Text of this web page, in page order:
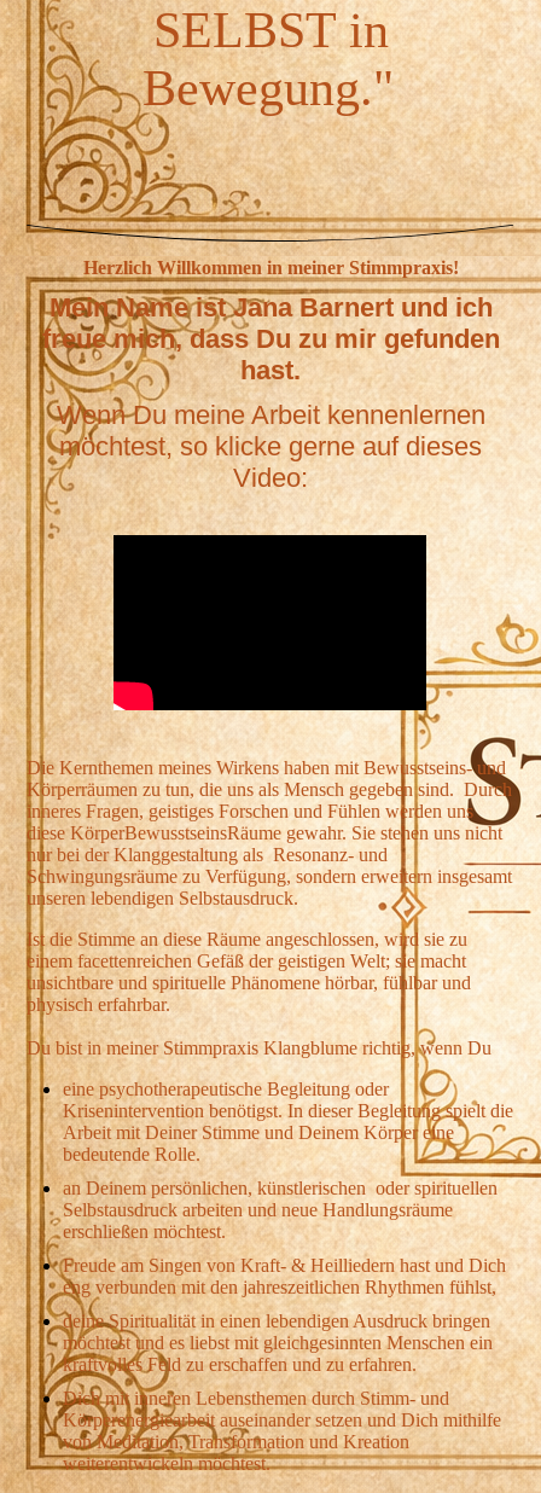
SELBST in
Bewegung."
Herzlich Willkommen in meiner Stimmpraxis!
Mein Name ist Jana Barnert und ich
freue mich, dass Du zu mir gefunden
hast.
Wenn Du meine Arbeit kennenlernen
möchtest, so klicke gerne auf dieses
Video:
Die Kernthemen meines Wirkens haben mit Bewusstseins- und
Körperräumen zu tun, die uns als Mensch gegeben sind. Durch
inneres Fragen, geistiges Forschen und Fühlen werden uns
diese KörperBewusstseinsRäume gewahr. Sie stehen uns nicht
nur bei der Klanggestaltung als Resonanz- und
Schwingungsräume zu Verfügung, sondern erweitern insgesamt
unseren lebendigen Selbstausdruck.
Ist die Stimme an diese Räume angeschlossen, wird sie zu
einem facettenreichen Gefäß der geistigen Welt; sie macht
unsichtbare und spirituelle Phänomene hörbar, fühlbar und
physisch erfahrbar.
Du bist in meiner Stimmpraxis Klangblume richtig, wenn Du
eine psychotherapeutische Begleitung oder
Krisenintervention benötigst. In dieser Begleitung spielt die
Arbeit mit Deiner Stimme und Deinem Körper eine
bedeutende Rolle.
an Deinem persönlichen, künstlerischen oder spirituellen
Selbstausdruck arbeiten und neue Handlungsräume
erschließen möchtest.
Freude am Singen von Kraft- & Heilliedern hast und Dich
eng verbunden mit den jahreszeitlichen Rhythmen fühlst,
deine Spiritualität in einen lebendigen Ausdruck bringen
möchtest und es liebst mit gleichgesinnten Menschen ein
kraftvolles Feld zu erschaffen und zu erfahren.
Dich mit inneren Lebensthemen durch Stimm- und
Körperenergiearbeit auseinander setzen und Dich mithilfe
von Meditation, Transformation und Kreation
weiterentwickeln möchtest.